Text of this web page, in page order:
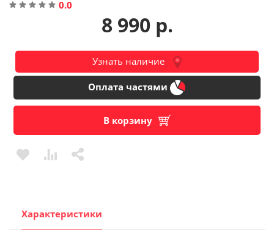
0.0
8 990 р.
Узнать наличие
Оплата частями
В корзину
Характеристики